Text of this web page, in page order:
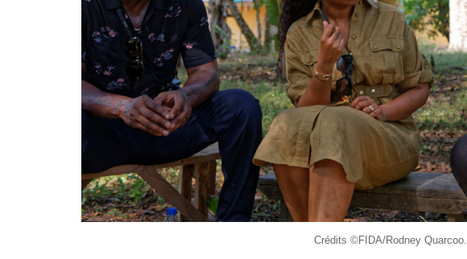
Crédits ©FIDA/Rodney Quarcoo.